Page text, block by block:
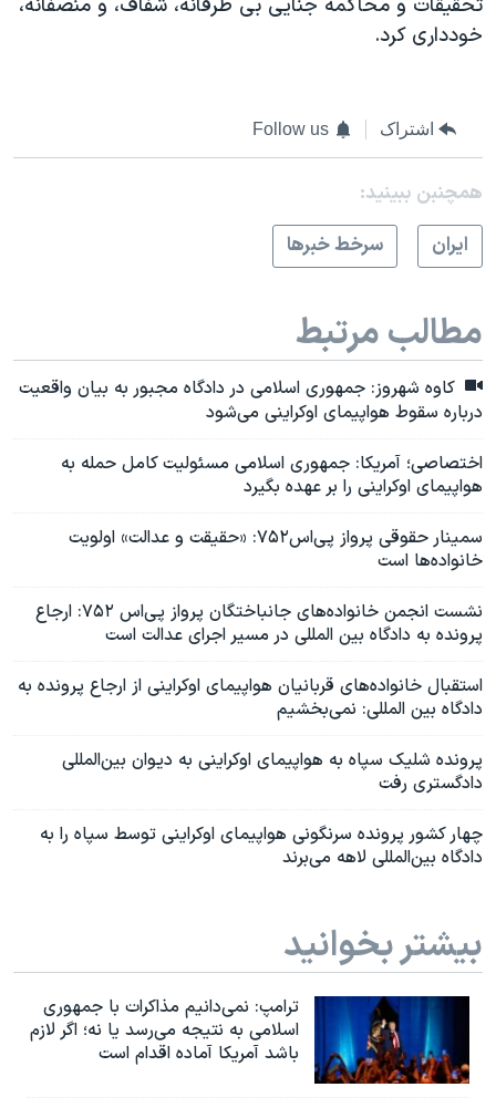
تحقیقات و محاکمه جنایی بی طرفانه، شفاف، و منصفانه،
خودداری کرد.
اشتراک Follow us
همچنبن ببینید:
ايران
سرخط خبرها
مطالب مرتبط
کاوه شهروز: جمهوری اسلامی در دادگاه مجبور به بیان واقعیت
درباره سقوط هواپیمای اوکراینی می‌شود
اختصاصی؛ آمریکا: جمهوری اسلامی مسئولیت کامل حمله به
هواپیمای اوکراینی را بر عهده بگیرد
سمینار حقوقی پرواز پی‌اس۷۵۲: «حقیقت و عدالت» اولویت
خانواده‌ها است
نشست انجمن خانواده‌های جانباختگان پرواز پی‌اس ۷۵۲: ارجاع
پرونده به دادگاه بین المللی در مسیر اجرای عدالت است
استقبال خانواده‌های قربانیان هواپیمای اوکراینی از ارجاع پرونده به
دادگاه بین المللی: نمی‌بخشیم
پرونده شلیک سپاه به هواپیمای اوکراینی به دیوان بین‌المللی
دادگستری رفت
چهار کشور پرونده سرنگونی هواپیمای اوکراینی توسط سپاه را به
دادگاه بین‌المللی لاهه می‌برند
بیشتر بخوانید
ترامپ: نمی‌دانیم مذاکرات با جمهوری
اسلامی به نتیجه می‌رسد یا نه؛ اگر لازم
باشد آمریکا آماده اقدام است